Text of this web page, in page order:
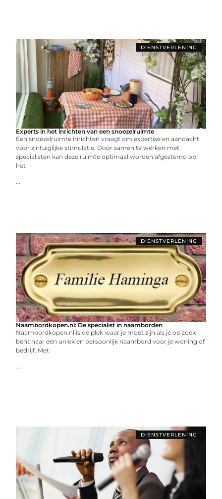
DIENSTVERLENING
Experts in het inrichten van een snoezelruimte
Een snoezelruimte inrichten vraagt om expertise en aandacht
voor zintuiglijke stimulatie. Door samen te werken met
specialisten kan deze ruimte optimaal worden afgestemd op
het
...
DIENSTVERLENING
Naambordkopen.nl: De specialist in naamborden
Naambordkopen.nl is dé plek waar je moet zijn als je op zoek
bent naar een uniek en persoonlijk naambord voor je woning of
bedrijf. Met
...
DIENSTVERLENING